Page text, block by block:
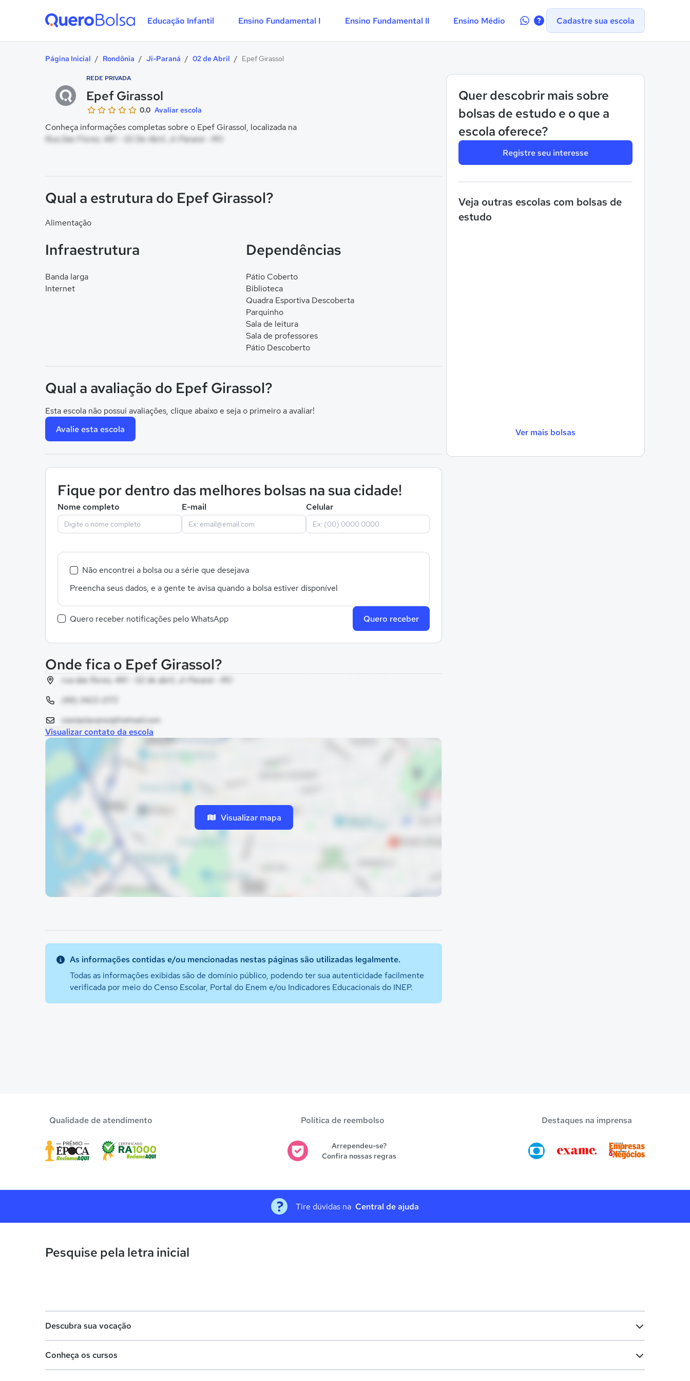
Educação Infantil Ensino Fundamental I Ensino Fundamental II Ensino Médio
Contate-Cadastre sua escola
Página Inicial / Rondônia / Ji-Paraná / 02 de Abril / Epef Girassol
REDE PRIVADA
Epef Girassol
0.0 Avaliar escola
Conheça informações completas sobre o Epef Girassol, localizada na
Rua Das Flores, 481 - 02 De Abril, Ji-Paraná - RO
Quer descobrir mais sobre
bolsas de estudo e o que a
escola oferece?
Registre seu interesse
Veja outras escolas com bolsas de
estudo
Ver mais bolsas
Qual a estrutura do Epef Girassol?
Alimentação
Infraestrutura
Banda larga
Internet
Dependências
Pátio Coberto
Biblioteca
Quadra Esportiva Descoberta
Parquinho
Sala de leitura
Sala de professores
Pátio Descoberto
Qual a avaliação do Epef Girassol?
Esta escola não possui avaliações, clique abaixo e seja o primeiro a avaliar!
Avalie esta escola
Fique por dentro das melhores bolsas na sua cidade!
Nome completo E-mail Celular
Não encontrei a bolsa ou a série que desejava
Preencha seus dados, e a gente te avisa quando a bolsa estiver disponível
Quero receber notificações pelo WhatsApp Quero receber
Onde fica o Epef Girassol?
rua das flores, 481 - 02 de abril, Ji-Paraná - RO
(69) 3422-2172
oseiastavares@hotmail.com
Visualizar contato da escola
Visualizar mapa
As informações contidas e/ou mencionadas nestas páginas são utilizadas legalmente.
Todas as informações exibidas são de domínio público, podendo ter sua autenticidade facilmente
verificada por meio do Censo Escolar, Portal do Enem e/ou Indicadores Educacionais do INEP.
Qualidade de atendimento Política de reembolso
Arrependeu-se?
Confira nossas regras
Destaques na imprensa
Tire dúvidas na Central de ajuda
Pesquise pela letra inicial
Descubra sua vocação
Conheça os cursos